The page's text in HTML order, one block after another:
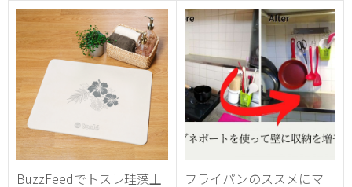
BuzzFeedでトスレ珪藻土 フライパンのススメにマ